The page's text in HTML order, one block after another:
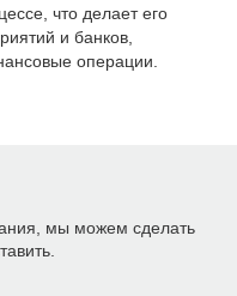
что делает его
и банков,
операции.
мы можем сделать